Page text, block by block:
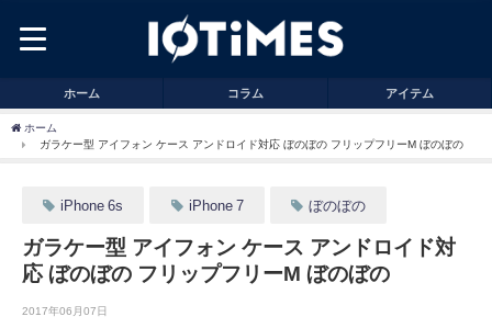
ホーム コラム アイテム
ホーム
ガラケー型 アイフォン ケース アンドロイド対応 ぼのぼの フリップフリーM ぼのぼの
iPhone 6s iPhone 7 ぼのぼの
ガラケー型 アイフォン ケース アンドロイド対
応 ぼのぼの フリップフリーM ぼのぼの
2017年06月07日